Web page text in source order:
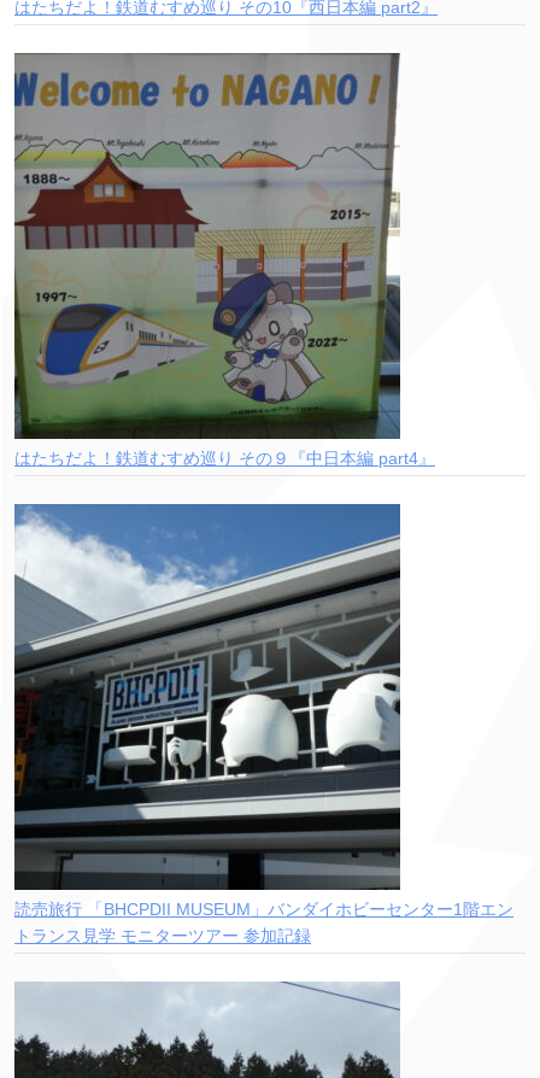
はたちだよ！鉄道むすめ巡り その10『西日本編 part2』
はたちだよ！鉄道むすめ巡り その９『中日本編 part4』
読売旅行 「BHCPDII MUSEUM」バンダイホビーセンター1階エン
トランス見学 モニターツアー 参加記録